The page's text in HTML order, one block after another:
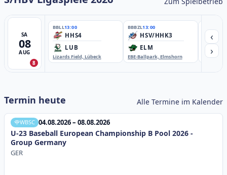
SA
08
AUG
8
BBLL13:00
HHS4
LUB
Lizards Field, Lübeck
BBBZL13:00
HSV/HHK3
ELM
EBE-Ballpark, Elmshorn
‹
›
Termin heute Alle Termine im Kalender
WBSC 04.08.2026 – 08.08.2026
U-23 Baseball European Championship B Pool 2026 -
Group Germany
GER